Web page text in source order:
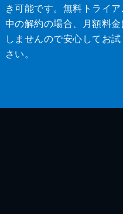
き可能です。無料トライ
中の解約の場合、月額料
しませんので安心してお
さい。